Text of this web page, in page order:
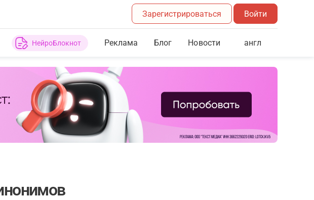
Зарегистрироваться Войти
НейроБлокнот Реклама Блог Новости англ